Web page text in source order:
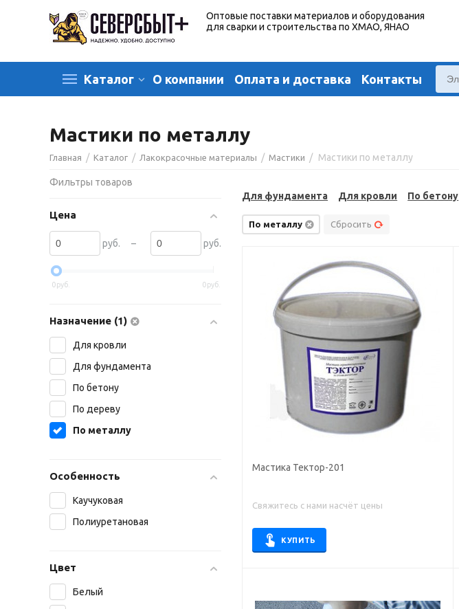
Оптовые поставки материалов и оборудования
для сварки и строительства по ХМАО, ЯНАО
Каталог О компании Оплата и доставка Контакты
Мастики по металлу
Главная / Каталог / Лакокрасочные материалы / Мастики / Мастики по металлу
Для фундамента Для кровли По бетону
По металлу Сбросить
Мастика Тектор-201
Свяжитесь с нами насчёт цены
КУПИТЬ
Фильтры товаров
Цена
руб. – руб.
0руб. 0руб.
Назначение (1)
Для кровли
Для фундамента
По бетону
По дереву
По металлу
Особенность
Каучуковая
Полиуретановая
Цвет
Белый